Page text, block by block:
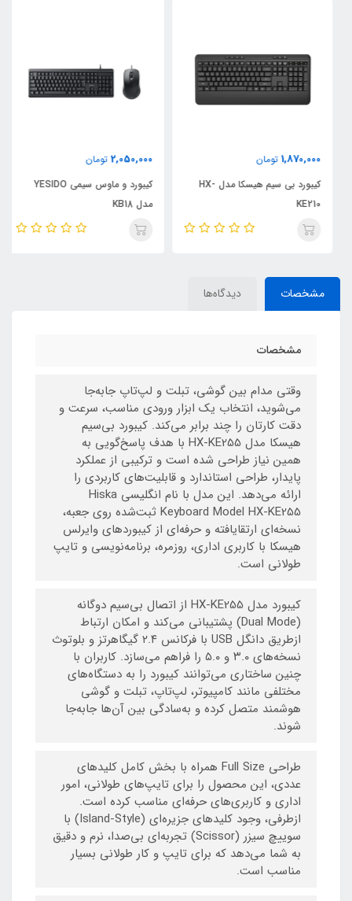
1,870,000 تومان
کیبورد بی سیم هیسکا مدل HX-
KE210
2,050,000 تومان
کیبورد و ماوس سیمی YESIDO
مدل KB18
مشخصات دیدگاه‌ها
مشخصات
وقتی مدام بین گوشی، تبلت و لپ‌تاپ جابه‌جا
می‌شوید، انتخاب یک ابزار ورودی مناسب، سرعت و
دقت کارتان را چند برابر می‌کند. کیبورد بی‌سیم
هیسکا مدل HX-KE255 با هدف پاسخ‌گویی به
همین نیاز طراحی شده است و ترکیبی از عملکرد
پایدار، طراحی استاندارد و قابلیت‌های کاربردی را
ارائه می‌دهد. این مدل با نام انگلیسی Hiska
Keyboard Model HX-KE255 ثبت‌شده روی جعبه،
نسخه‌ای ارتقایافته و حرفه‌ای از کیبوردهای وایرلس
هیسکا با کاربری اداری، روزمره، برنامه‌نویسی و تایپ
طولانی است.
کیبورد مدل HX-KE255 از اتصال بی‌سیم دوگانه
(Dual Mode) پشتیبانی می‌کند و امکان ارتباط
ازطریق دانگل USB با فرکانس ۲.۴ گیگاهرتز و بلوتوث
نسخه‌های ۳.۰ و ۵.۰ را فراهم می‌سازد. کاربران با
چنین ساختاری می‌توانند کیبورد را به دستگاه‌های
مختلفی مانند کامپیوتر، لپ‌تاپ، تبلت و گوشی
هوشمند متصل کرده و به‌سادگی بین آن‌ها جابه‌جا
شوند.
طراحی Full Size همراه با بخش کامل کلیدهای
عددی، این محصول را برای تایپ‌های طولانی، امور
اداری و کاربری‌های حرفه‌ای مناسب کرده است.
ازطرفی، وجود کلیدهای جزیره‌ای (Island-Style) با
سوییچ سیزر (Scissor) تجربه‌ای بی‌صدا، نرم و دقیق
به شما می‌دهد که برای تایپ و کار طولانی بسیار
مناسب است.